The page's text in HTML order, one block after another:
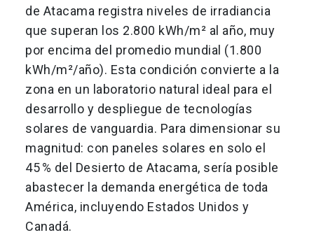
de Atacama registra niveles de irradiancia
que superan los 2.800 kWh/m² al año, muy
por encima del promedio mundial (1.800
kWh/m²/año). Esta condición convierte a la
zona en un laboratorio natural ideal para el
desarrollo y despliegue de tecnologías
solares de vanguardia. Para dimensionar su
magnitud: con paneles solares en solo el
45 % del Desierto de Atacama, sería posible
abastecer la demanda energética de toda
América, incluyendo Estados Unidos y
Canadá.